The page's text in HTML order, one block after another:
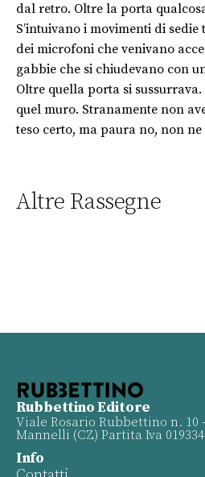
dal retro. Oltre la porta
S’intuivano i movimenti di
dei microfoni che venivano
gabbie che si chiudevano con
Oltre quella porta si
quel muro. Stranamente non
teso certo, ma paura no, non ne
Altre Rassegne
Rubbettino Editore
Viale Rosario Rubbettino n. 10
Mannelli (CZ) Partita Iva
Info